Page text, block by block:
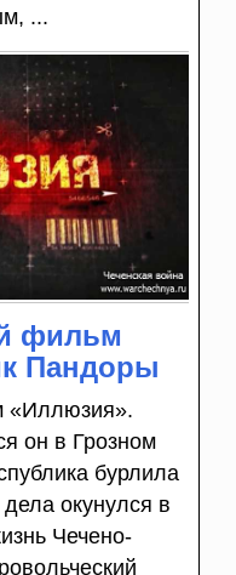
...
фильм
Пандоры
«Иллюзия».
он в Грозном
бурлила
окунулся в
Чечено-